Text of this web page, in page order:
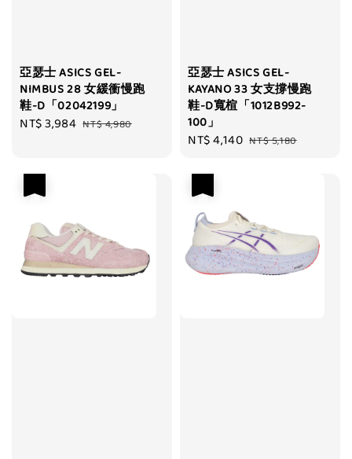
亞瑟士 ASICS GEL-
NIMBUS 28 女緩衝慢跑
鞋-D「02042199」
Sale
NT$ 3,984 Regular
NT$ 4,980
亞瑟士 ASICS GEL-
KAYANO 33 女支撐慢跑
鞋-D寬楦「1012B992-
100」
Sale
NT$ 4,140 Regular
NT$ 5,180